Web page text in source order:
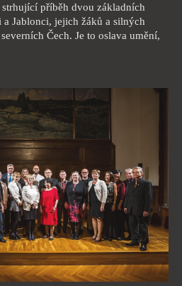
příběh dvou základních
Jablonci, jejich žáků a silných
Čech. Je to oslava umění,